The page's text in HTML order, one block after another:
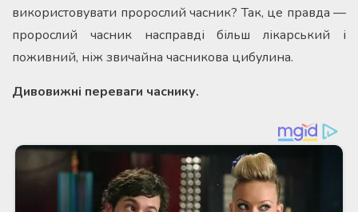
використовувати пророслий часник? Так, це правда —
пророслий часник насправді більш лікарський і
поживний, ніж звичайна часникова цибулина.
Дивовижні переваги часнику.